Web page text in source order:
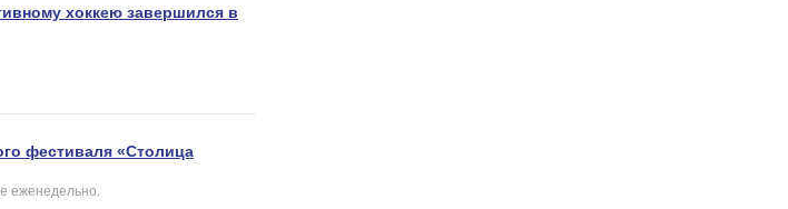
хоккею завершился в
фестиваля «Столица
еженедельно.